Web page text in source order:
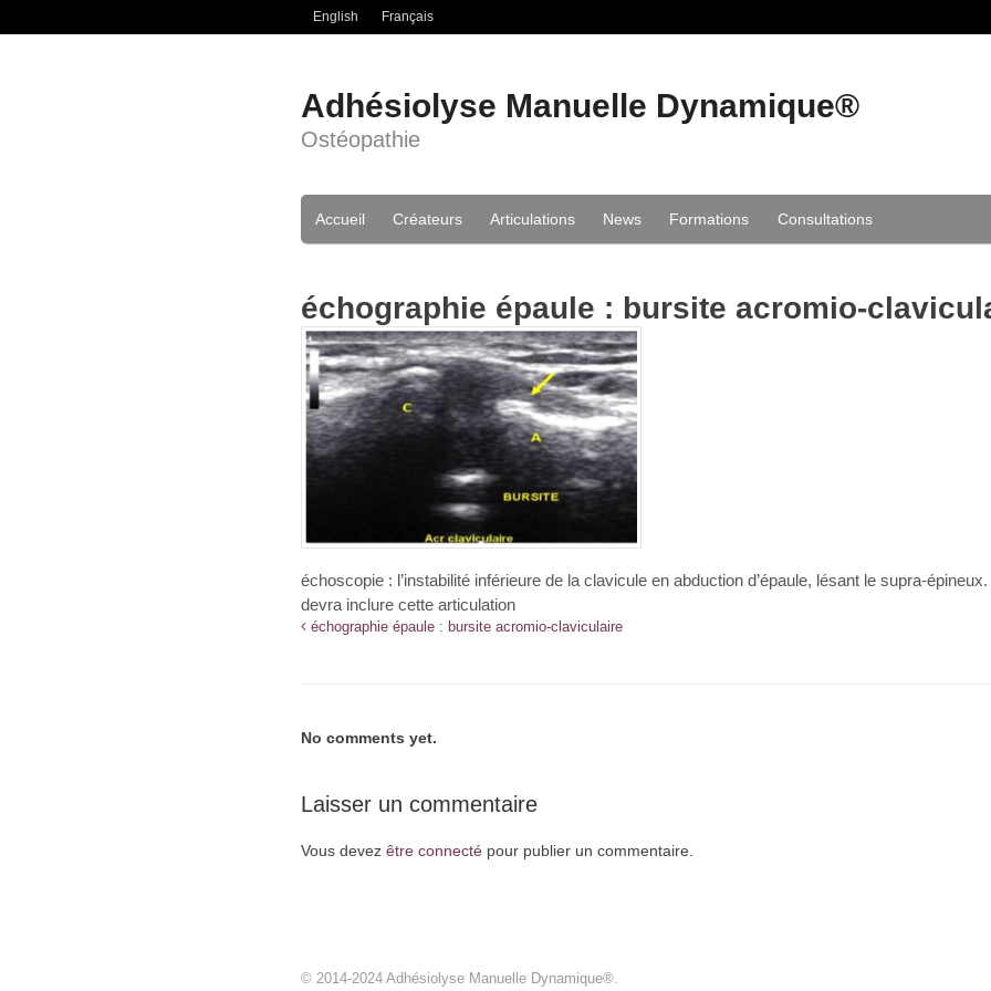
English Français
Adhésiolyse Manuelle Dynamique®
Ostéopathie
Accueil Créateurs Articulations News Formations Consultations
échographie épaule : bursite acromio-
échoscopie : l’instabilité inférieure de la clavicule en abduction d’épaule, lésant le supra-
devra inclure cette articulation
échographie épaule : bursite acromio-claviculaire
No comments yet.
Laisser un commentaire
Vous devez être connecté pour publier un commentaire.
© 2014-2024 Adhésiolyse Manuelle Dynamique®.